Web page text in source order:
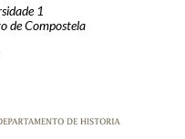
1
de Compostela